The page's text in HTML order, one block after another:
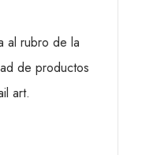
al rubro de la
de productos
art.